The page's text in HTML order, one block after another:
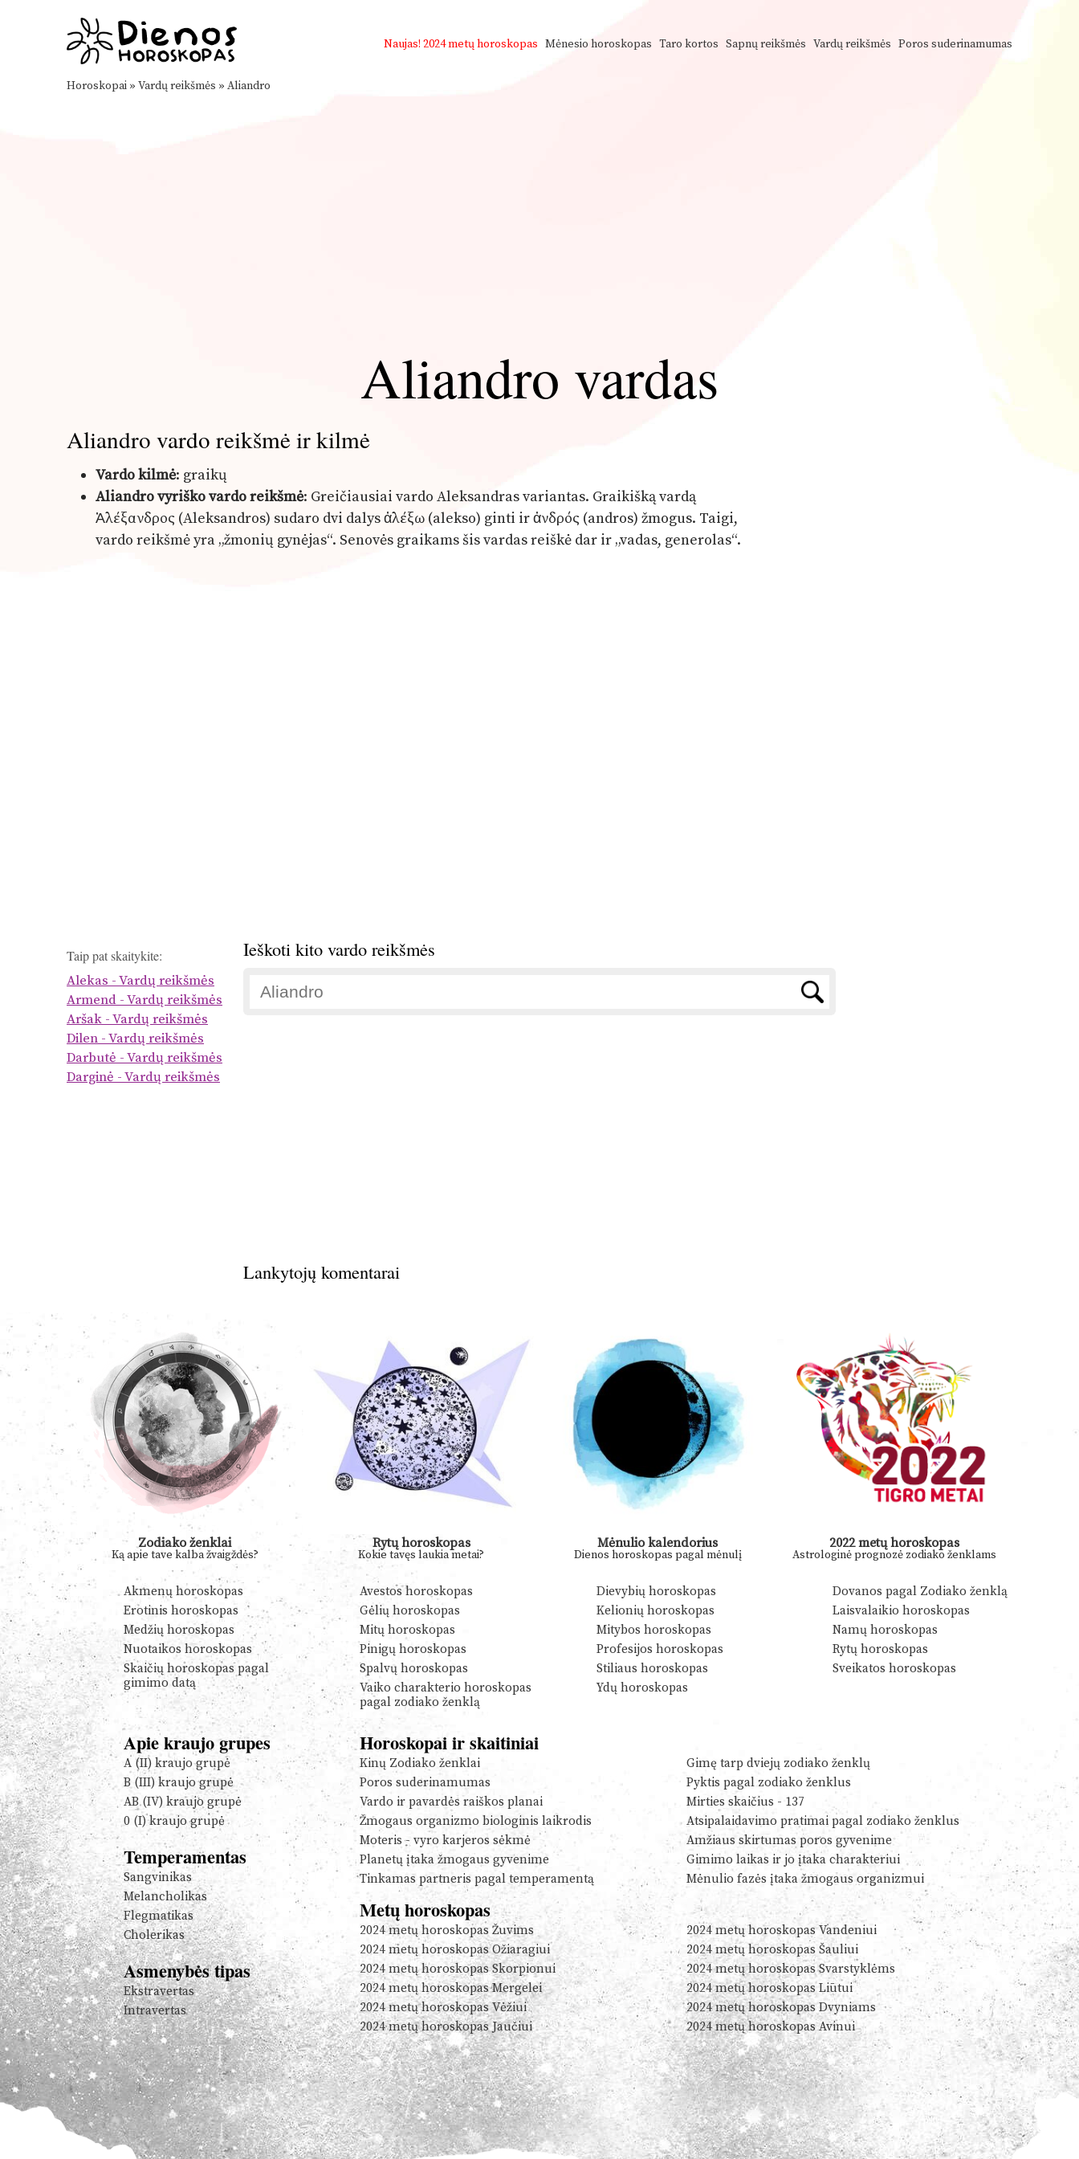
Naujas! 2024 metų horoskopas Mėnesio horoskopas Taro kortos Sapnų reikšmės Vardų reikšmės Poros suderinamumas
Horoskopai » Vardų reikšmės » Aliandro
Aliandro vardas
Aliandro vardo reikšmė ir kilmė
Vardo kilmė: graikų
Aliandro vyriško vardo reikšmė: Greičiausiai vardo Aleksandras variantas. Graikišką vardą
Ἀλέξανδρος (Aleksandros) sudaro dvi dalys ἀλέξω (alekso) ginti ir ἀνδρός (andros) žmogus. Taigi,
vardo reikšmė yra „žmonių gynėjas“. Senovės graikams šis vardas reiškė dar ir „vadas, generolas“.
Taip pat skaitykite:
Alekas - Vardų reikšmės
Armend - Vardų reikšmės
Aršak - Vardų reikšmės
Dilen - Vardų reikšmės
Darbutė - Vardų reikšmės
Darginė - Vardų reikšmės
Ieškoti kito vardo reikšmės
Lankytojų komentarai
Zodiako ženklai
Ką apie tave kalba žvaigždės?
Rytų horoskopas
Kokie tavęs laukia metai?
Mėnulio kalendorius
Dienos horoskopas pagal mėnulį
2022 metų horoskopas
Astrologinė prognozė zodiako ženklams
Akmenų horoskopas Avestos horoskopas Dievybių horoskopas
Dovanos pagal Zodiako ženklą
Erotinis horoskopas
Gėlių horoskopas Kelionių horoskopas
Laisvalaikio horoskopas
Medžių horoskopas
Mitų horoskopas Mitybos horoskopas
Namų horoskopas
Nuotaikos horoskopas
Pinigų horoskopas Profesijos horoskopas
Rytų horoskopas
Skaičių horoskopas pagal
gimimo datą
Spalvų horoskopas Stiliaus horoskopas
Sveikatos horoskopas
Vaiko charakterio horoskopas
pagal zodiako ženklą
Ydų horoskopas
Apie kraujo grupes
A (II) kraujo grupė
B (III) kraujo grupė
AB (IV) kraujo grupė
0 (I) kraujo grupė
Temperamentas
Sangvinikas
Melancholikas
Flegmatikas
Cholerikas
Asmenybės tipas
Ekstravertas
Intravertas
Horoskopai ir skaitiniai
Kinų Zodiako ženklai
Gimę tarp dviejų zodiako ženklų
Poros suderinamumas
Pyktis pagal zodiako ženklus
Vardo ir pavardės raiškos planai
Mirties skaičius - 137
Žmogaus organizmo biologinis laikrodis
Atsipalaidavimo pratimai pagal zodiako ženklus
Moteris - vyro karjeros sėkmė
Amžiaus skirtumas poros gyvenime
Planetų įtaka žmogaus gyvenime
Gimimo laikas ir jo įtaka charakteriui
Tinkamas partneris pagal temperamentą
Mėnulio fazės įtaka žmogaus organizmui
Metų horoskopas
2024 metų horoskopas Žuvims
2024 metų horoskopas Vandeniui
2024 metų horoskopas Ožiaragiui
2024 metų horoskopas Šauliui
2024 metų horoskopas Skorpionui
2024 metų horoskopas Svarstyklėms
2024 metų horoskopas Mergelei
2024 metų horoskopas Liūtui
2024 metų horoskopas Vėžiui
2024 metų horoskopas Dvyniams
2024 metų horoskopas Jaučiui
2024 metų horoskopas Avinui